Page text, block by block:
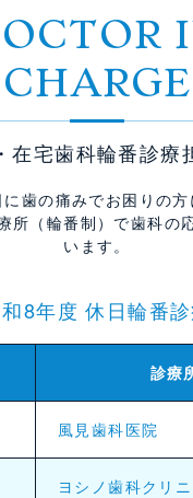
CHARGE
在宅歯科輪番診療
歯の痛みでお困りの方
所（輪番制）で歯科の
います。
和8年度 休日輪番診
診療
風見歯科医院
ヨシノ歯科クリ